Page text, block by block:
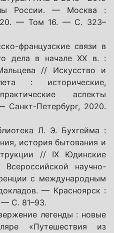
России. — Москва :
— Том 16. — С. 323–
французские связи в
дела в начале ХХ в. :
// Искусство и
: исторические,
аспекты
Санкт-Петербург, 2020.
Л. Э. Бухгейма :
история бытования и
// IX Юдинские
научно-
с международным
— Красноярск :
С. 81–93.
легенды : новые
«Путешествия из